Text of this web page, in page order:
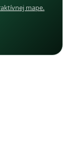
mape.